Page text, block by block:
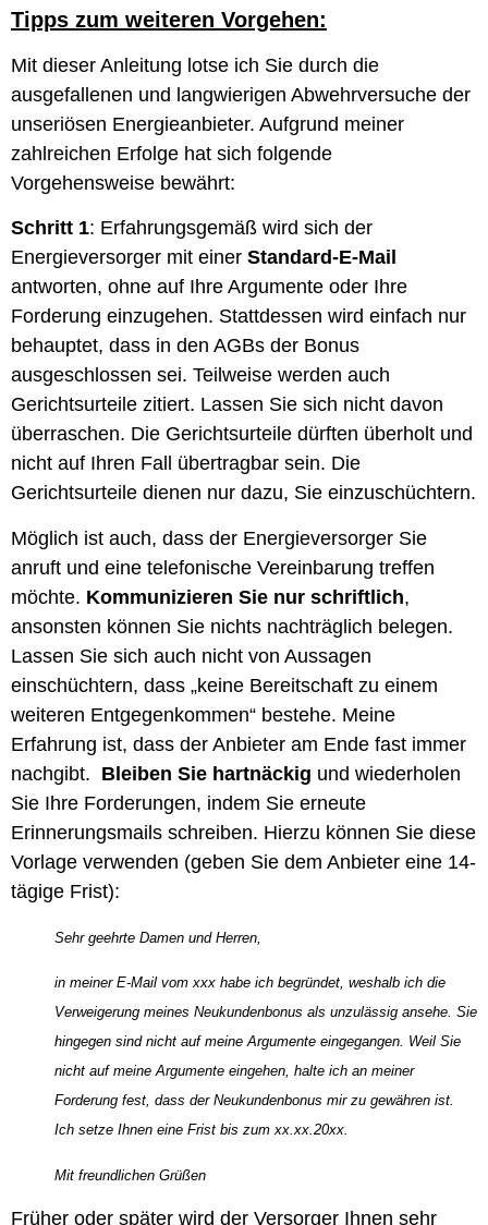
Tipps zum weiteren Vorgehen:
Mit dieser Anleitung lotse ich Sie durch die
ausgefallenen und langwierigen Abwehrversuche der
unseriösen Energieanbieter. Aufgrund meiner
zahlreichen Erfolge hat sich folgende
Vorgehensweise bewährt:
Schritt 1: Erfahrungsgemäß wird sich der
Energieversorger mit einer Standard-E-Mail
antworten, ohne auf Ihre Argumente oder Ihre
Forderung einzugehen. Stattdessen wird einfach nur
behauptet, dass in den AGBs der Bonus
ausgeschlossen sei. Teilweise werden auch
Gerichtsurteile zitiert. Lassen Sie sich nicht davon
überraschen. Die Gerichtsurteile dürften überholt und
nicht auf Ihren Fall übertragbar sein. Die
Gerichtsurteile dienen nur dazu, Sie einzuschüchtern.
Möglich ist auch, dass der Energieversorger Sie
anruft und eine telefonische Vereinbarung treffen
möchte. Kommunizieren Sie nur schriftlich,
ansonsten können Sie nichts nachträglich belegen.
Lassen Sie sich auch nicht von Aussagen
einschüchtern, dass „keine Bereitschaft zu einem
weiteren Entgegenkommen“ bestehe. Meine
Erfahrung ist, dass der Anbieter am Ende fast immer
nachgibt. Bleiben Sie hartnäckig und wiederholen
Sie Ihre Forderungen, indem Sie erneute
Erinnerungsmails schreiben. Hierzu können Sie diese
Vorlage verwenden (geben Sie dem Anbieter eine 14-
tägige Frist):
Sehr geehrte Damen und Herren,
in meiner E-Mail vom xxx habe ich begründet, weshalb ich die
Verweigerung meines Neukundenbonus als unzulässig ansehe. Sie
hingegen sind nicht auf meine Argumente eingegangen. Weil Sie
nicht auf meine Argumente eingehen, halte ich an meiner
Forderung fest, dass der Neukundenbonus mir zu gewähren ist.
Ich setze Ihnen eine Frist bis zum xx.xx.20xx.
Mit freundlichen Grüßen
Früher oder später wird der Versorger Ihnen sehr